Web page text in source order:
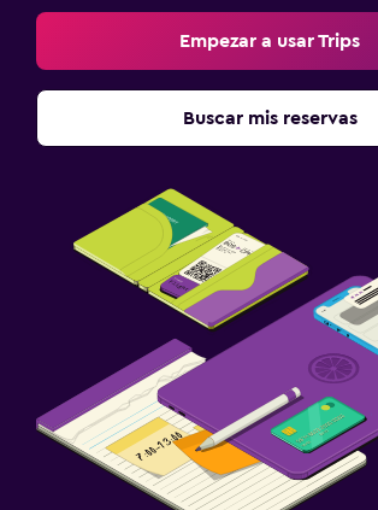
Empezar a usar Trips
Buscar mis reservas